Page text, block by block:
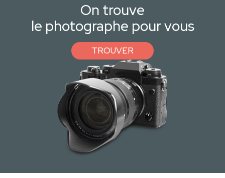
On trouve
le photographe pour vous
TROUVER